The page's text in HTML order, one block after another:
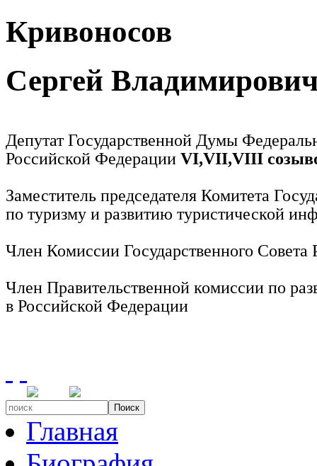
Кривоносов
Сергей
Депутат Государственной Думы
Российской Федерации VI,VII,VIII
Заместитель председателя Комитета
по туризму и развитию туристической
Член Комиссии Государственного
Член Правительственной комиссии по
в Российской Федерации
Поиск
Главная